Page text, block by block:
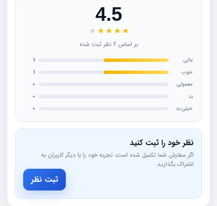
4.5
★
★
★
★
★
بر اساس 2 نظر ثبت شده
عالی
1
خوب
1
معمولی
0
بد
0
خیلی بد
0
نظر خود را ثبت کنید
اگر سفارش شما تکمیل شده است، تجربه خود را با دیگر کاربران به
اشتراک بگذارید.
ثبت نظر